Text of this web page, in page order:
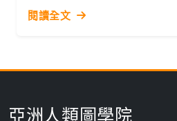
閱讀全文
亞洲人類圖學院